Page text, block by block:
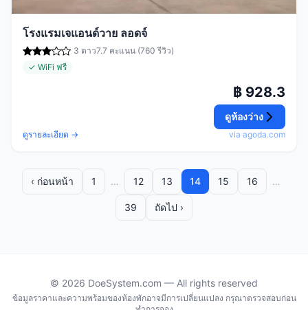
โรงแรมเจแอนด์วาย ลอดจ์
3 ดาว7.7 คะแนน (760 รีวิว)
✓ WiFi ฟรี
ดูรายละเอียด →
฿ 928.3
ดูห้องว่าง
via agoda.com
‹ ก่อนหน้า 1 … 12 13 14 15 16 …
39 ถัดไป ›
© 2026 DoeSystem.com — All rights reserved
ข้อมูลราคาและความพร้อมของห้องพักอาจมีการเปลี่ยนแปลง กรุณาตรวจสอบก่อน